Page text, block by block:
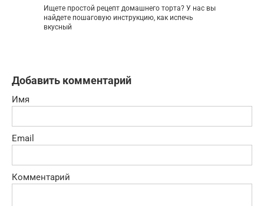
Ищете простой рецепт домашнего торта? У нас вы
найдете пошаговую инструкцию, как испечь
вкусный
Добавить комментарий
Имя
Email
Комментарий